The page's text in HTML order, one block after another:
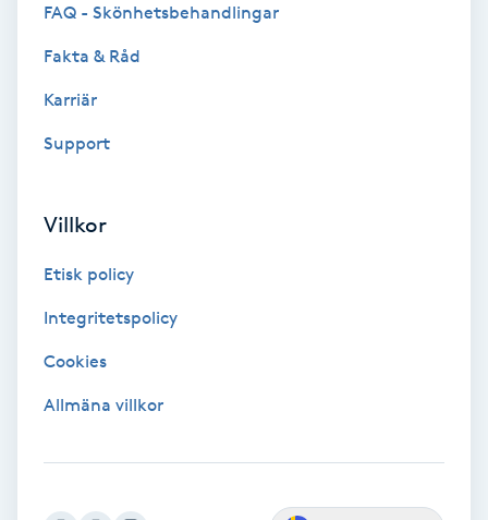
Eyeliner-tatuering
Fettreducering
FAQ - Skönhetsbehandlingar
Fakta & Råd
Karriär
Support
Villkor
Etisk policy
Integritetspolicy
Cookies
Allmäna villkor